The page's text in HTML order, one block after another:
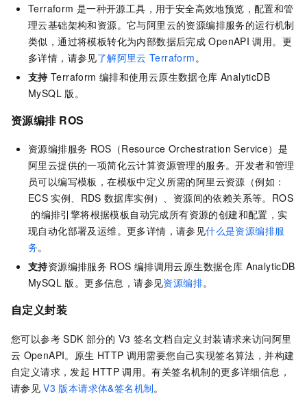
Terraform 是一种开源工具，用于安全高效地预览，配置和管
理云基础架构和资源。它与阿里云的资源编排服务的运行机制
类似，通过将模板转化为内部数据后完成 OpenAPI 调用。更
多详情，请参见了解阿里云 Terraform 。
支持 Terraform 编排和使用云原生数据仓库 AnalyticDB
MySQL 版 。
资源编排 ROS
资源编排服务 ROS（Resource Orchestration Service）是
阿里云提供的一项简化云计算资源管理的服务。开发者和管理
员可以编写模板，在模板中定义所需的阿里云资源（例如：
ECS 实例、RDS 数据库实例）、资源间的依赖关系等。ROS
的编排引擎将根据模板自动完成所有资源的创建和配置，实
现自动化部署及运维。更多详情，请参见什么是资源编排服
务。
支持资源编排服务 ROS 编排调用云原生数据仓库 AnalyticDB
MySQL 版。更多信息，请参见资源编排。
自定义封装
您可以参考 SDK 部分的 V3 签名文档自定义封装请求来访问阿里
云 OpenAPI。原生 HTTP 调用需要您自己实现签名算法，并构建
自定义请求，发起 HTTP 调用。有关签名机制的更多详细信息，
请参见 V3 版本请求体&签名机制。